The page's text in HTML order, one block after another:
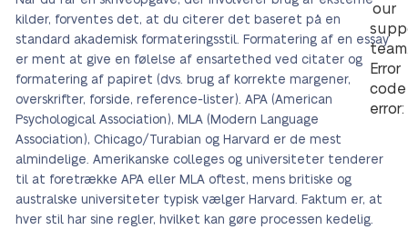
our
Error
code
error:
kilder, forventes det, at du citerer det baseret på en
standard akademisk formateringsstil. Formatering af en essay
er ment at give en følelse af ensartethed ved citater og
formatering af papiret (dvs. brug af korrekte margener,
overskrifter, forside, reference-lister). APA (American
Psychological Association), MLA (Modern Language
Association), Chicago/Turabian og Harvard er de mest
almindelige. Amerikanske colleges og universiteter tenderer
til at foretrække APA eller MLA oftest, mens britiske og
australske universiteter typisk vælger Harvard. Faktum er, at
hver stil har sine regler, hvilket kan gøre processen kedelig.